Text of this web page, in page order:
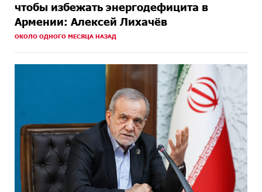
чтобы избежать энергодефицита в
Армении: Алексей Лихачёв
ОКОЛО ОДНОГО МЕСЯЦА НАЗАД